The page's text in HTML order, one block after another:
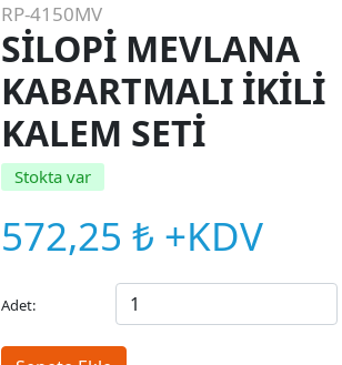
RP-4150MV
SİLOPİ MEVLANA
KABARTMALI İKİLİ
KALEM SETİ
Stokta var
572,25 ₺ +KDV
Adet: